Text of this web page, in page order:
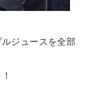
ジュースを全部